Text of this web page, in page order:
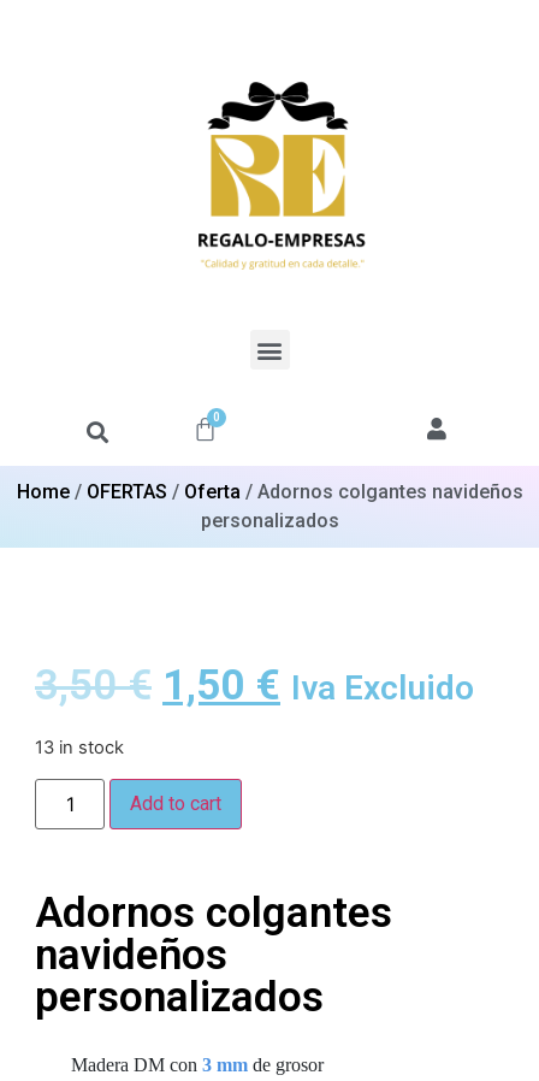
0
Home/ OFERTAS / Oferta / Adornos colgantes navideños
personalizados
3,50€ 1,50 € Iva Excluido
13 in stock
Add to cart
Adornos colgantes
navideños
personalizados
Madera DM con3 mm de grosor